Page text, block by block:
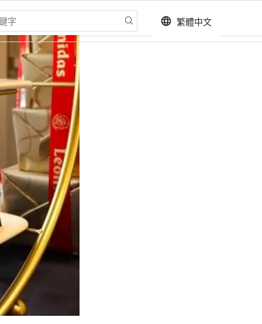
language 繁體中文